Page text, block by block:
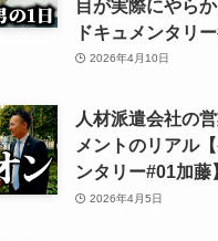
目が実際にやら
ドキュメンタリー
2026年4月10日
人材派遣会社の
メントのリアル
ンタリー#01加藤
2026年4月5日